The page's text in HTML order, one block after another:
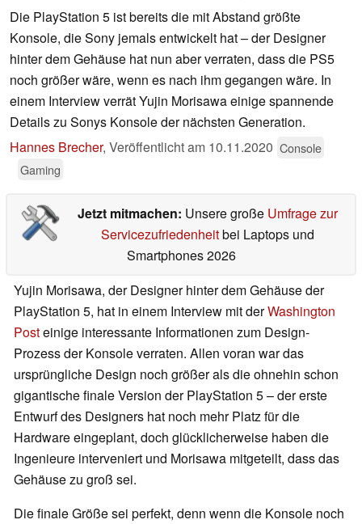
Die PlayStation 5 ist bereits die mit Abstand größte
Konsole, die Sony jemals entwickelt hat – der Designer
hinter dem Gehäuse hat nun aber verraten, dass die PS5
noch größer wäre, wenn es nach ihm gegangen wäre. In
einem Interview verrät Yujin Morisawa einige spannende
Details zu Sonys Konsole der nächsten Generation.
Hannes Brecher, Veröffentlicht am 10.11.2020 Console
Gaming
Jetzt mitmachen: Unsere große Umfrage zur
Servicezufriedenheitbei Laptops und
Smartphones 2026
Yujin Morisawa, der Designer hinter dem Gehäuse der
PlayStation 5, hat in einem Interview mit derWashington
Posteinige interessante Informationen zum Design-
Prozess der Konsole verraten. Allen voran war das
ursprüngliche Design noch größer als die ohnehin schon
gigantische finale Version der PlayStation 5 – der erste
Entwurf des Designers hat noch mehr Platz für die
Hardware eingeplant, doch glücklicherweise haben die
Ingenieure interveniert und Morisawa mitgeteilt, dass das
Gehäuse zu groß sei.
Die finale Größe sei perfekt, denn wenn die Konsole noch